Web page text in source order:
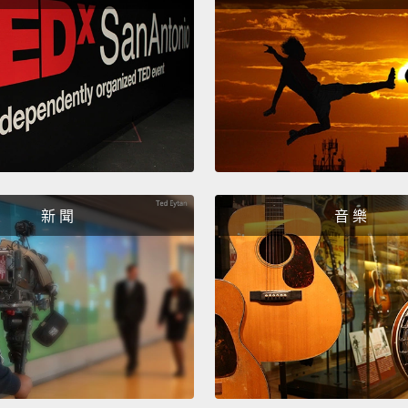
新 聞 音 樂